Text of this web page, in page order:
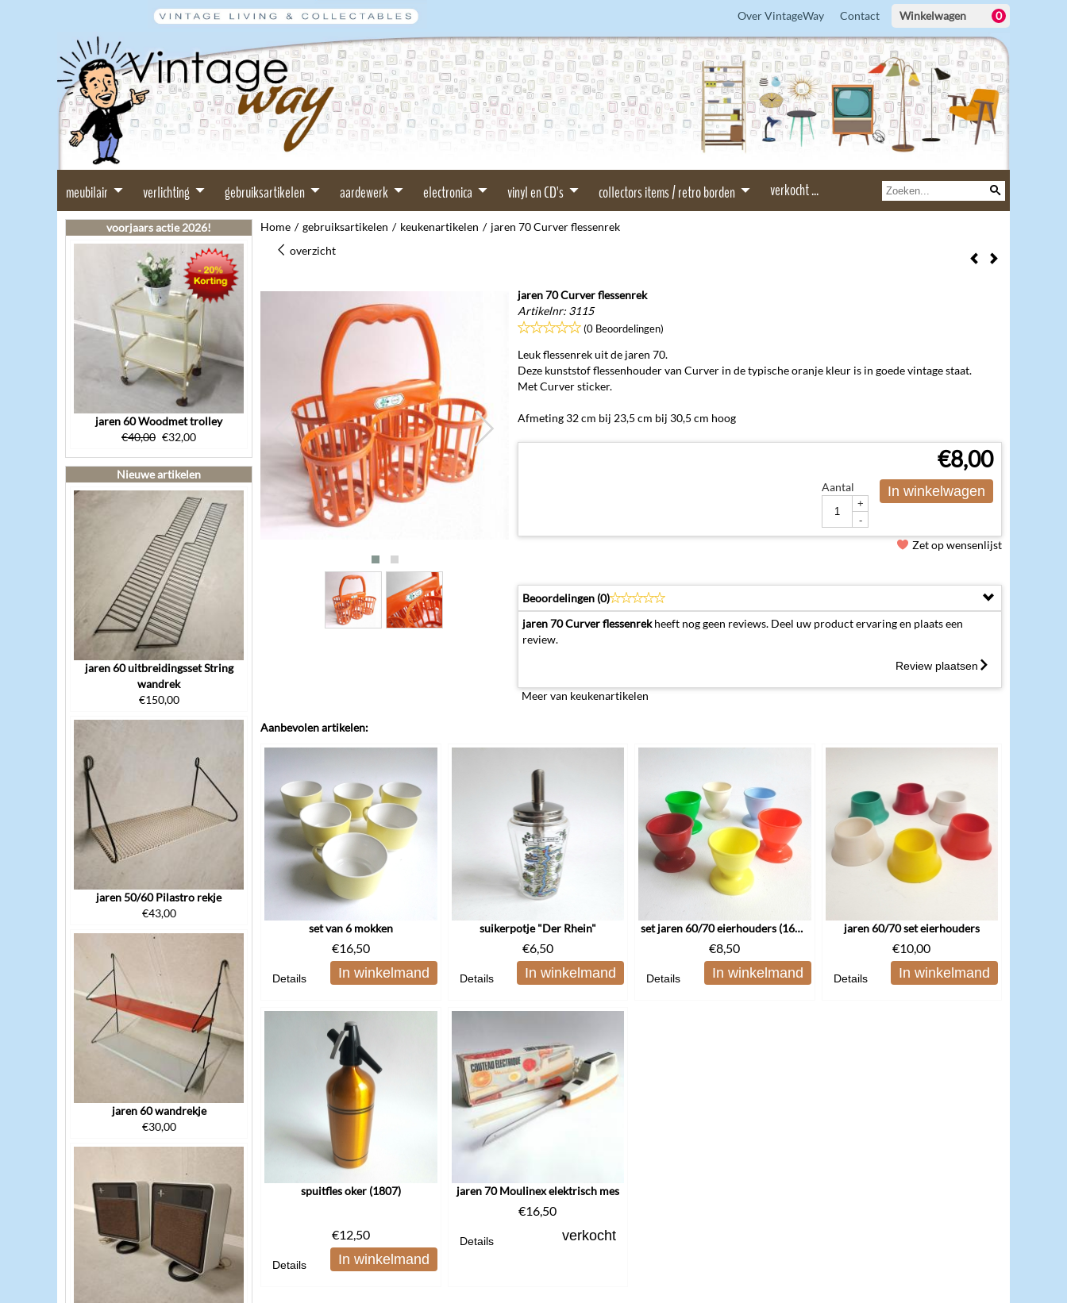
Winkelwagen 0
Over VintageWay Contact
meubilair verlichting gebruiksartikelen aardewerk electronica vinyl en CD's collectors items / retro borden verkocht ...
voorjaars actie 2026!
jaren 60 Woodmet trolley
€40,00 €32,00
Nieuwe artikelen
jaren 60 uitbreidingsset String
wandrek
€150,00
jaren 50/60 Pilastro rekje
€43,00
jaren 60 wandrekje
€30,00
Home / gebruiksartikelen / keukenartikelen / jaren 70 Curver flessenrek
overzicht
jaren 70 Curver flessenrek
Artikelnr: 3115
(0 Beoordelingen)
Leuk flessenrek uit de jaren 70.
Deze kunststof flessenhouder van Curver in de typische oranje kleur is in goede vintage staat.
Met Curver sticker.
Afmeting 32 cm bij 23,5 cm bij 30,5 cm hoog
€8,00
Aantal
+
-
In winkelwagen
Zet op wensenlijst
Beoordelingen (0)
jaren 70 Curver flessenrekheeft nog geen reviews. Deel uw product ervaring en plaats een
review.
Review plaatsen
Meer van keukenartikelen
Aanbevolen artikelen:
set van 6 mokken
€16,50
Details In winkelmand
suikerpotje "Der Rhein"
€6,50
Details In winkelmand
set jaren 60/70 eierhouders (1612)
€8,50
Details In winkelmand
jaren 60/70 set eierhouders
€10,00
Details In winkelmand
spuitfles oker (1807)
€12,50
Details In winkelmand
jaren 70 Moulinex elektrisch mes
€16,50
Details verkocht